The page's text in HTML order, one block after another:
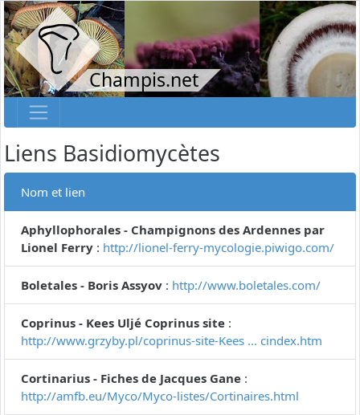
Champis.net
Liens Basidiomycètes
Nom et lien
Aphyllophorales - Champignons des Ardennes par
Lionel Ferry : http://lionel-ferry-mycologie.piwigo.com/
Boletales - Boris Assyov : http://www.boletales.com/
Coprinus - Kees Uljé Coprinus site :
http://www.grzyby.pl/coprinus-site-Kees ... cindex.htm
Cortinarius - Fiches de Jacques Gane :
http://amfb.eu/Myco/Myco-listes/Cortinaires.html